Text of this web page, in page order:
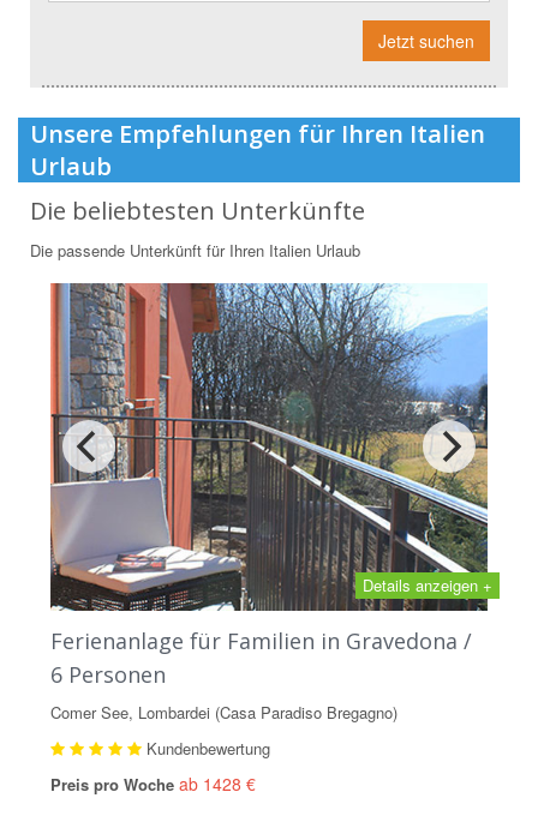
Jetzt suchen
Unsere Empfehlungen für Ihren Italien
Urlaub
Die beliebtesten Unterkünfte
Die passende Unterkünft für Ihren Italien Urlaub
Details anzeigen +
Ferienanlage für Familien in Gravedona /
6 Personen
Comer See, Lombardei (Casa Paradiso Bregagno)
Kundenbewertung
Preis pro Woche ab 1428 €